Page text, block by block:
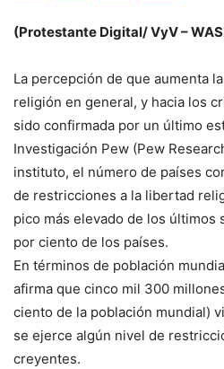
(Protestante Digital/ VyV –
La percepción de que aumenta
religión en general, y hacia los
sido confirmada por un último
Investigación Pew (Pew
instituto, el número de países
de restricciones a la libertad
pico más elevado de los últimos
por ciento de los países.
En términos de población
afirma que cinco mil 300
ciento de la población mundial)
se ejerce algún nivel de
creyentes.